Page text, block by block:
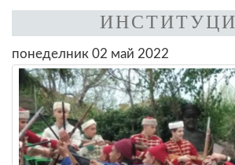
понеделник 02 май 2022